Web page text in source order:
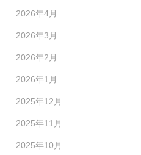
2026年4月
2026年3月
2026年2月
2026年1月
2025年12月
2025年11月
2025年10月